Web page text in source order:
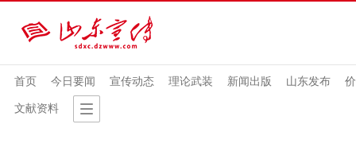
首页 今日要闻 宣传动态 理论武装 新闻出版 山东发布
文献资料